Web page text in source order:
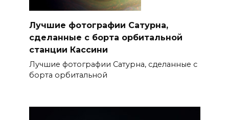
Лучшие фотографии Сатурна,
сделанные с борта орбитальной
станции Кассини
Лучшие фотографии Сатурна, сделанные с
борта орбитальной